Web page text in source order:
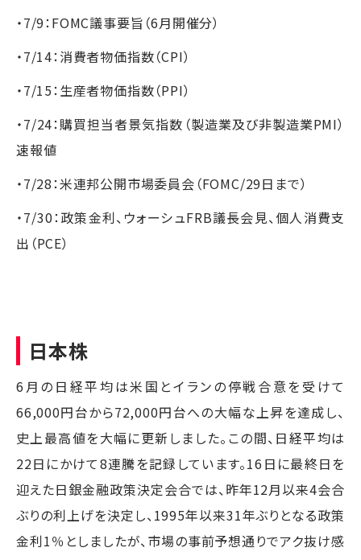
・7/9：FOMC議事要旨（6月開催分）
・7/14：消費者物価指数（CPI）
・7/15：生産者物価指数（PPI）
・7/24：購買担当者景気指数（製造業及び非製造業PMI）
速報値
・7/28：米連邦公開市場委員会（FOMC/29日まで）
・7/30：政策金利、ウォーシュFRB議長会見、個人消費支
出（PCE）
日本株
6月の日経平均は米国とイランの停戦合意を受けて
66,000円台から72,000円台への大幅な上昇を達成し、
史上最高値を大幅に更新しました。この間、日経平均は
22日にかけて8連騰を記録しています。16日に最終日を
迎えた日銀金融政策決定会合では、昨年12月以来4会合
ぶりの利上げを決定し、1995年以来31年ぶりとなる政策
金利1％としましたが、市場の事前予想通りでアク抜け感